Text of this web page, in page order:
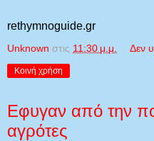
rethymnoguide.gr
Unknown στις 11:30 μ.μ. Δεν
Κοινή χρήση
Εφυγαν από την
αγρότες